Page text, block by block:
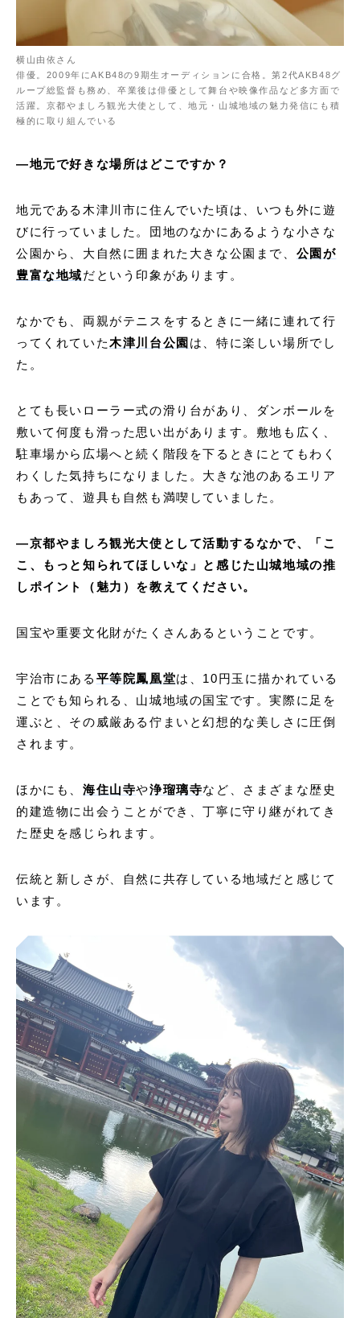
横山由依さん
俳優。2009年にAKB48の9期生オーディションに合格。第2代AKB48グ
ループ総監督も務め、卒業後は俳優として舞台や映像作品など多方面で
活躍。京都やましろ観光大使として、地元・山城地域の魅力発信にも積
極的に取り組んでいる
―地元で好きな場所はどこですか？
地元である木津川市に住んでいた頃は、いつも外に遊
びに行っていました。団地のなかにあるような小さな
公園から、大自然に囲まれた大きな公園まで、 公園が
豊富な地域だという印象があります。
なかでも、両親がテニスをするときに一緒に連れて行
ってくれていた木津川台公園 は、特に楽しい場所でし
た。
とても長いローラー式の滑り台があり、ダンボールを
敷いて何度も滑った思い出があります。敷地も広く、
駐車場から広場へと続く階段を下るときにとてもわく
わくした気持ちになりました。大きな池のあるエリア
もあって、遊具も自然も満喫していました。
―京都やましろ観光大使として活動するなかで、「こ
こ、もっと知られてほしいな」と感じた山城地域の推
しポイント（魅力）を教えてください。
国宝や重要文化財がたくさんあるということです。
宇治市にある 平等院鳳凰堂は、10円玉に描かれている
ことでも知られる、山城地域の国宝です。実際に足を
運ぶと、その威厳ある佇まいと幻想的な美しさに圧倒
されます。
ほかにも、 海住山寺や浄瑠璃寺など、さまざまな歴史
的建造物に出会うことができ、丁寧に守り継がれてき
た歴史を感じられます。
伝統と新しさが、自然に共存している地域だと感じて
います。